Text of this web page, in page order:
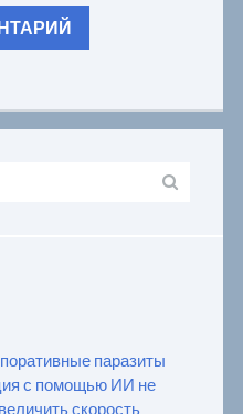
паразиты
с помощью ИИ не
скорость